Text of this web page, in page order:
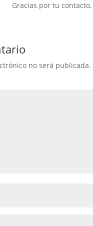
Gracias por tu contacto.
no será publicada.